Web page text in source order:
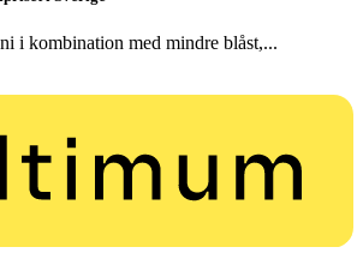
i kombination med mindre blåst,...